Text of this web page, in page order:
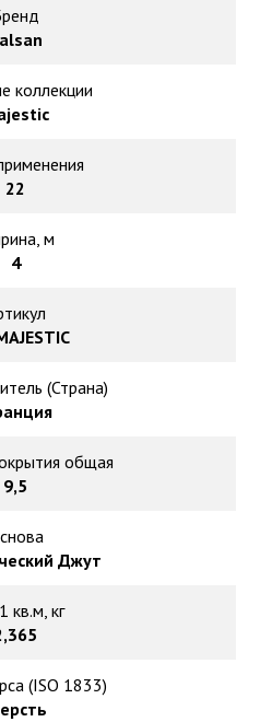
пол
коллекции
22
м
4
(Страна)
общая
9,5
Джут
кв.м, кг
(ISO 1833)